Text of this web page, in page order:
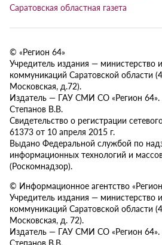
Саратовская областная газета
© «Регион 64»
Учредитель издания —
коммуникаций Саратовской области
Московская, д.72).
Издатель — ГАУ СМИ СО «Регион 64».
Степанов В.В.
Свидетельство о регистрации
61373 от 10 апреля 2015 г.
Выдано Федеральной службой по
информационных технологий и
(Роскомнадзор).
© Информационное агентство
Учредитель издания —
коммуникаций Саратовской области
Московская, д. 72).
Издатель — ГАУ СМИ СО «Регион 64».
Степанов В.В.